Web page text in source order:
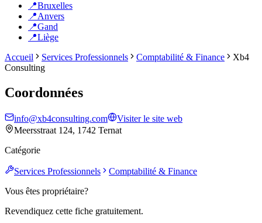
📍Bruxelles
📍Anvers
📍Gand
📍Liège
Accueil
Services Professionnels Comptabilité & Finance
Xb4
Consulting
Coordonnées
info@xb4consulting.com
Visiter le site web
Meersstraat 124, 1742 Ternat
Catégorie
Services Professionnels
Comptabilité & Finance
Vous êtes propriétaire?
Revendiquez cette fiche gratuitement.